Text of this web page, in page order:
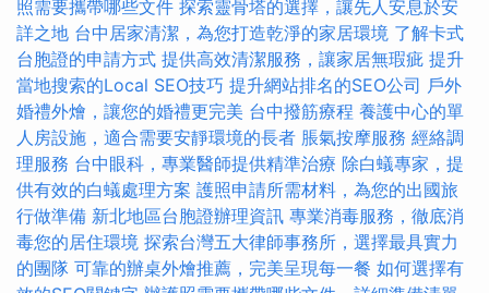
照需要攜帶哪些文件 探索靈骨塔的選擇，讓先人安息於安
詳之地 台中居家清潔，為您打造乾淨的家居環境 了解卡式
台胞證的申請方式 提供高效清潔服務，讓家居無瑕疵 提升
當地搜索的Local SEO技巧 提升網站排名的SEO公司 戶外
婚禮外燴，讓您的婚禮更完美 台中撥筋療程 養護中心的單
人房設施，適合需要安靜環境的長者 脹氣按摩服務 經絡調
理服務 台中眼科，專業醫師提供精準治療 除白蟻專家，提
供有效的白蟻處理方案 護照申請所需材料，為您的出國旅
行做準備 新北地區台胞證辦理資訊 專業消毒服務，徹底消
毒您的居住環境 探索台灣五大律師事務所，選擇最具實力
的團隊 可靠的辦桌外燴推薦，完美呈現每一餐 如何選擇有